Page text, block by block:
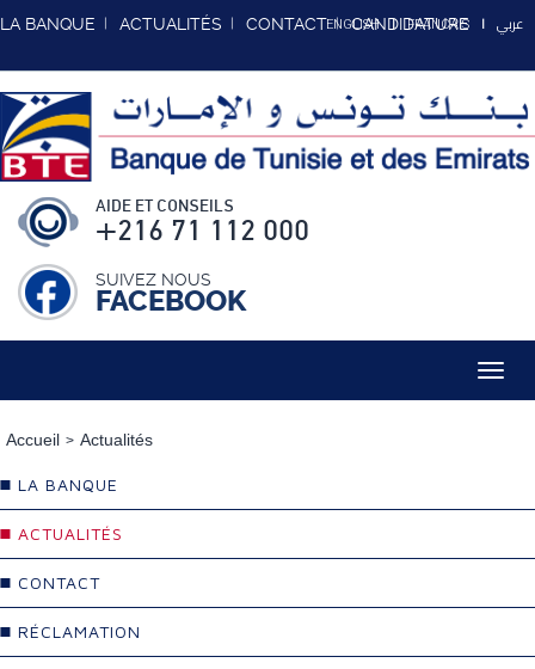
LA BANQUE ACTUALITÉS CONTACT CANDIDATURE
ENGLISH FRANCAIS عربي
AIDE ET CONSEILS
+216 71 112 000
SUIVEZ NOUS
FACEBOOK
Accueil Actualités
LA BANQUE
ACTUALITÉS
CONTACT
RÉCLAMATION